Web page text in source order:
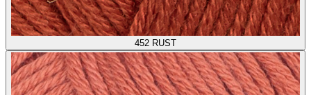
452 RUST